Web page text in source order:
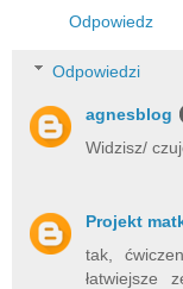
Odpowiedz
Odpowiedzi
agnesblog
Widzisz/
Projekt
tak,
łatwiejsze